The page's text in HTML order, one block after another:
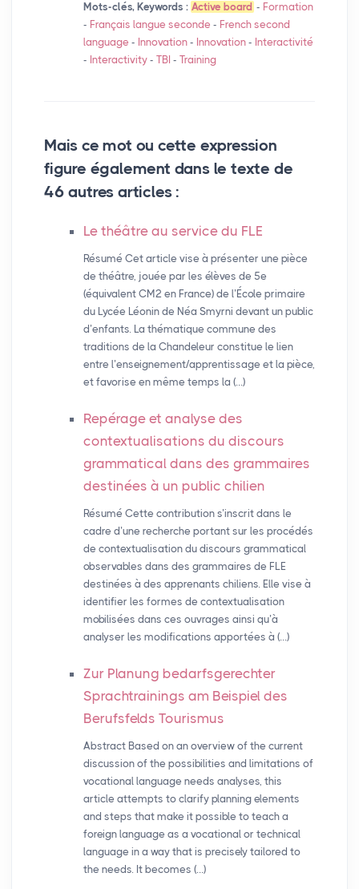
Mots-clés, Keywords : Active board - Formation
- Français langue seconde - French second
language - Innovation- Innovation- Interactivité
- Interactivity- TBI - Training
Mais ce mot ou cette expression
figure également dans le texte de
46 autres articles :
Le théâtre au service du FLE
Résumé Cet article vise à présenter une pièce
de théâtre, jouée par les élèves de 5e
(équivalent CM2 en France) de l’École primaire
du Lycée Léonin de Néa Smyrni devant un public
d’enfants. La thématique commune des
traditions de la Chandeleur constitue le lien
entre l’enseignement/apprentissage et la pièce,
et favorise en même temps la (…)
Repérage et analyse des
contextualisations du discours
grammatical dans des grammaires
destinées à un public chilien
Résumé Cette contribution s’inscrit dans le
cadre d’une recherche portant sur les procédés
de contextualisation du discours grammatical
observables dans des grammaires de FLE
destinées à des apprenants chiliens. Elle vise à
identifier les formes de contextualisation
mobilisées dans ces ouvrages ainsi qu’à
analyser les modifications apportées à (…)
Zur Planung bedarfsgerechter
Sprachtrainings am Beispiel des
Berufsfelds Tourismus
Abstract Based on an overview of the current
discussion of the possibilities and limitations of
vocational language needs analyses, this
article attempts to clarify planning elements
and steps that make it possible to teach a
foreign language as a vocational or technical
language in a way that is precisely tailored to
the needs. It becomes (…)